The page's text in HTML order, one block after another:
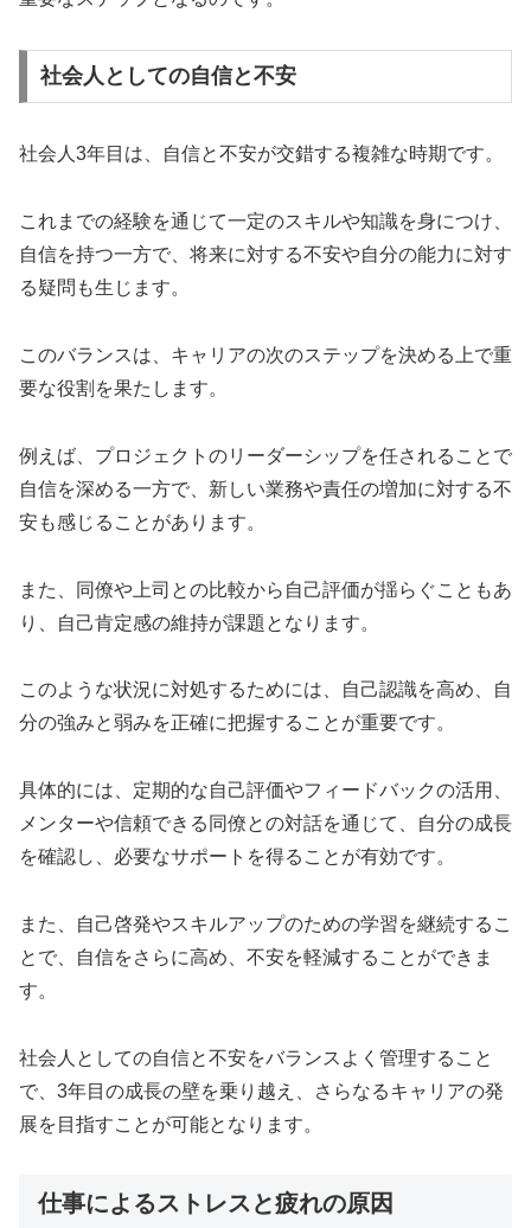
社会人としての自信と不安
社会人3年目は、自信と不安が交錯する複雑な時期です。
これまでの経験を通じて一定のスキルや知識を身につけ、
自信を持つ一方で、将来に対する不安や自分の能力に対す
る疑問も生じます。
このバランスは、キャリアの次のステップを決める上で重
要な役割を果たします。
例えば、プロジェクトのリーダーシップを任されることで
自信を深める一方で、新しい業務や責任の増加に対する不
安も感じることがあります。
また、同僚や上司との比較から自己評価が揺らぐこともあ
り、自己肯定感の維持が課題となります。
このような状況に対処するためには、自己認識を高め、自
分の強みと弱みを正確に把握することが重要です。
具体的には、定期的な自己評価やフィードバックの活用、
メンターや信頼できる同僚との対話を通じて、自分の成長
を確認し、必要なサポートを得ることが有効です。
また、自己啓発やスキルアップのための学習を継続するこ
とで、自信をさらに高め、不安を軽減することができま
す。
社会人としての自信と不安をバランスよく管理すること
で、3年目の成長の壁を乗り越え、さらなるキャリアの発
展を目指すことが可能となります。
仕事によるストレスと疲れの原因